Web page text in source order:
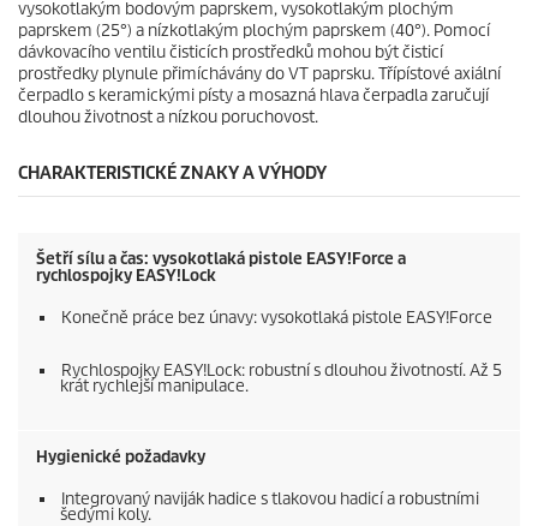
vysokotlakým bodovým paprskem, vysokotlakým plochým
paprskem (25°) a nízkotlakým plochým paprskem (40°). Pomocí
dávkovacího ventilu čisticích prostředků mohou být čisticí
prostředky plynule přimíchávány do VT paprsku. Třípístové axiální
čerpadlo s keramickými písty a mosazná hlava čerpadla zaručují
dlouhou životnost a nízkou poruchovost.
CHARAKTERISTICKÉ ZNAKY A VÝHODY
Šetří sílu a čas: vysokotlaká pistole EASY!Force a
rychlospojky EASY!Lock
Konečně práce bez únavy: vysokotlaká pistole EASY!Force
Rychlospojky EASY!Lock: robustní s dlouhou životností. Až 5
krát rychlejší manipulace.
Hygienické požadavky
Integrovaný naviják hadice s tlakovou hadicí a robustními
šedými koly.